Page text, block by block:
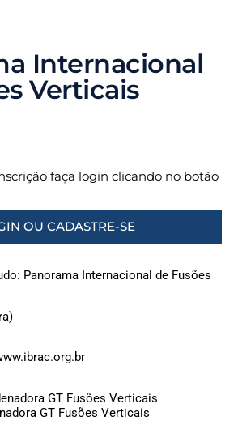
Internacional
Verticais
faça login clicando no botão
OU CADASTRE-SE
Panorama Internacional de Fusões
GT Fusões Verticais
GT Fusões Verticais